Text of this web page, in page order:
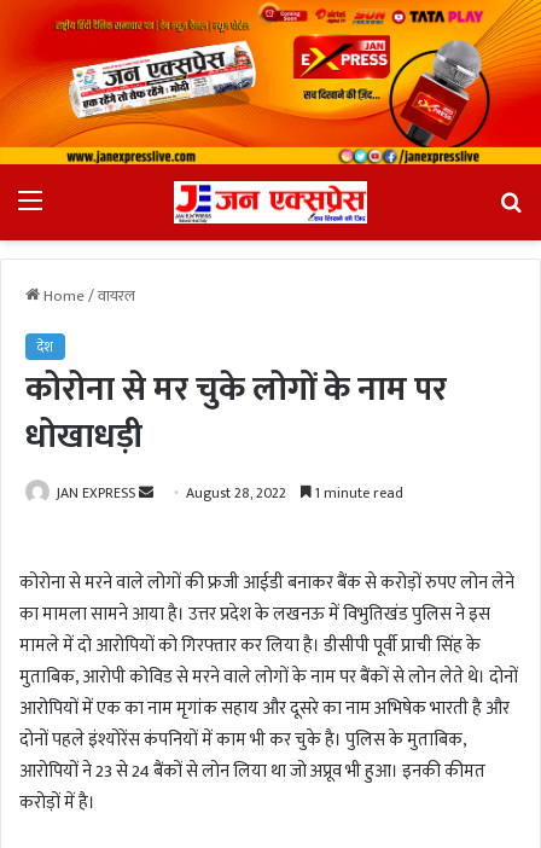
Home/वायरल
देश
कोरोना से मर चुके लोगों के नाम पर
धोखाधड़ी
JAN EXPRESS
d
a
n
e
m
i
August 28, 2022 1 minute read
कोरोना से मरने वाले लोगों की फ्रजी आईडी बनाकर बैंक से करोड़ों रुपए लोन लेने
का मामला सामने आया है। उत्तर प्रदेश के लखनऊ में विभुतिखंड पुलिस ने इस
मामले में दो आरोपियों को गिरफ्तार कर लिया है। डीसीपी पूर्वी प्राची सिंह के
मुताबिक, आरोपी कोविड से मरने वाले लोगों के नाम पर बैंकों से लोन लेते थे। दोनों
आरोपियों में एक का नाम मृगांक सहाय और दूसरे का नाम अभिषेक भारती है और
दोनों पहले इंश्योरेंस कंपनियों में काम भी कर चुके है। पुलिस के मुताबिक,
आरोपियों ने 23 से 24 बैंकों से लोन लिया था जो अप्रूव भी हुआ। इनकी कीमत
करोड़ों में है।